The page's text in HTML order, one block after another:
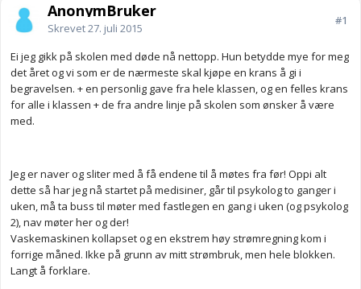
AnonymBruker
Skrevet27. juli 2015
#1
Ei jeg gikk på skolen med døde nå nettopp. Hun betydde mye for meg
det året og vi som er de nærmeste skal kjøpe en krans å gi i
begravelsen. + en personlig gave fra hele klassen, og en felles krans
for alle i klassen + de fra andre linje på skolen som ønsker å være
med.
Jeg er naver og sliter med å få endene til å møtes fra før! Oppi alt
dette så har jeg nå startet på medisiner, går til psykolog to ganger i
uken, må ta buss til møter med fastlegen en gang i uken (og psykolog
2), nav møter her og der!
Vaskemaskinen kollapset og en ekstrem høy strømregning kom i
forrige måned. Ikke på grunn av mitt strømbruk, men hele blokken.
Langt å forklare.